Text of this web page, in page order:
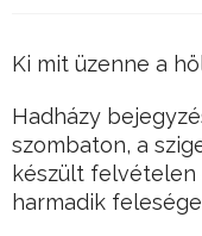
Ki mit üzenne a
Hadházy
szombaton, a
készült
harmadik